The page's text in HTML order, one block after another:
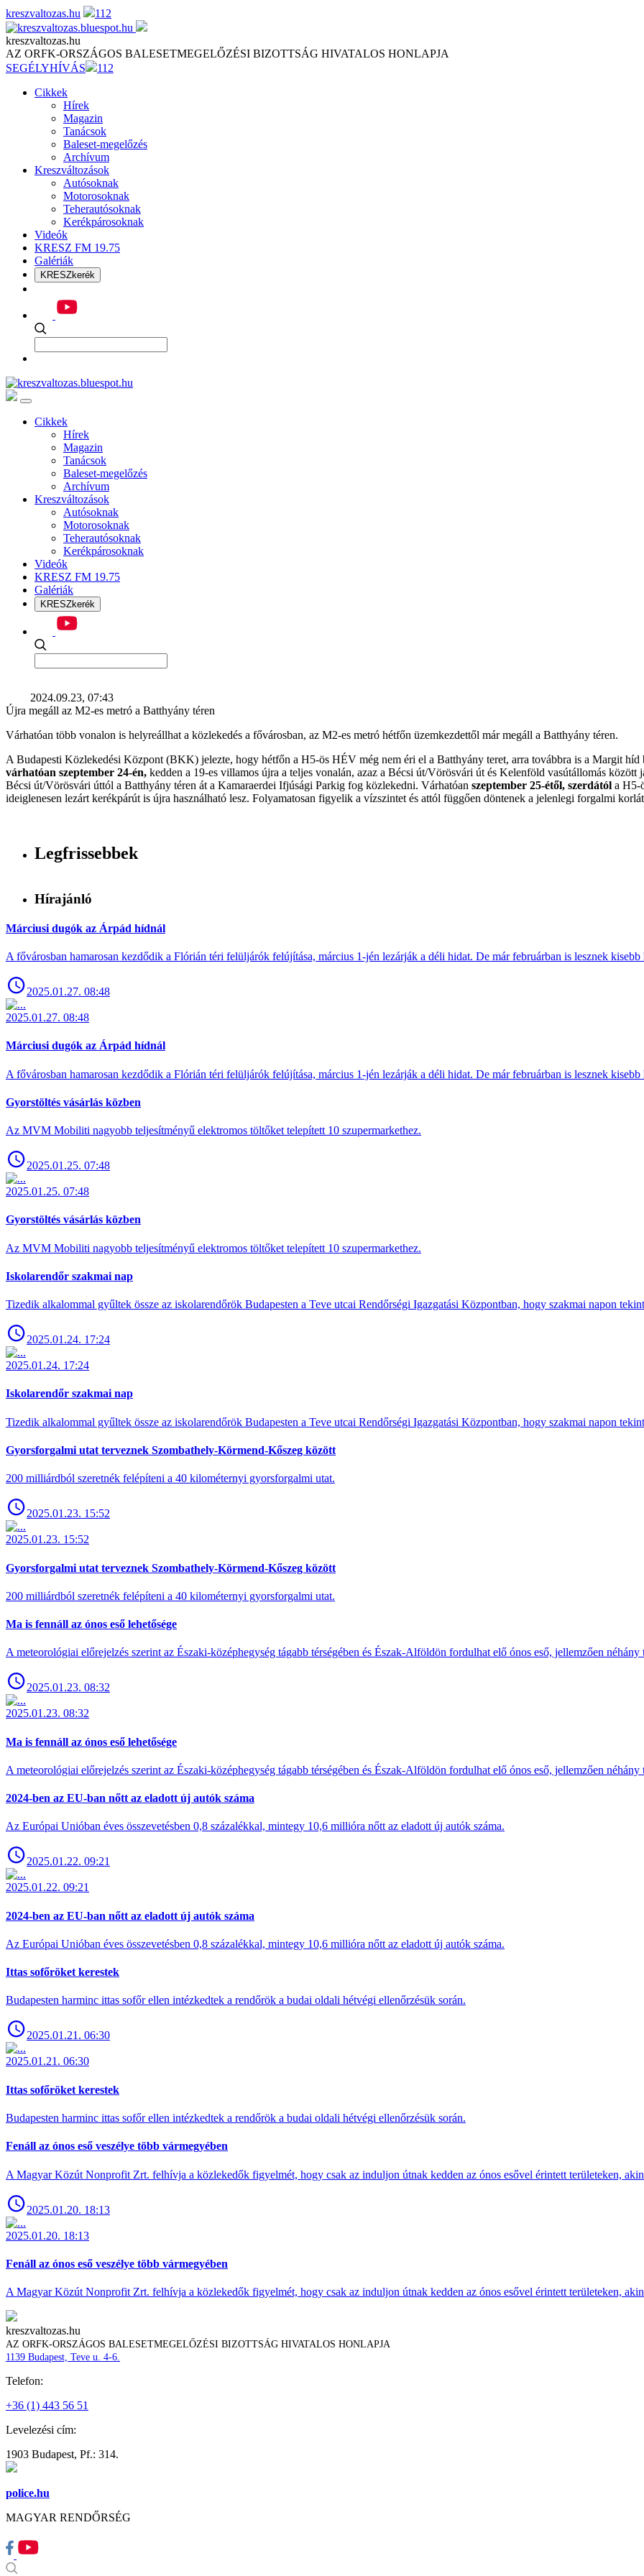
Skip
to
content
kreszvaltozas.hu 112
kreszvaltozas.hu
AZ ORFK-ORSZÁGOS BALESETMEGELŐZÉSI BIZOTTSÁG HIVATALOS HONLAPJA
SEGÉLYHÍVÁS
112
Cikkek
Hírek
Magazin
Tanácsok
Baleset-megelőzés
Archívum
Kreszváltozások
Autósoknak
Motorosoknak
Teherautósoknak
Kerékpárosoknak
Videók
KRESZ FM 19.75
Galériák
KRESZkerék
Cikkek
Hírek
Magazin
Tanácsok
Baleset-megelőzés
Archívum
Kreszváltozások
Autósoknak
Motorosoknak
Teherautósoknak
Kerékpárosoknak
Videók
KRESZ FM 19.75
Galériák
KRESZkerék
2024.09.23, 07:43
Újra megáll az M2-es metró a Batthyány téren
Várhatóan több vonalon is helyreállhat a közlekedés a fővárosban, az M2-es metró hétfőn üzemkezdettől már megáll a Batthyány téren.
A Budapesti Közlekedési Központ (BKK) jelezte, hogy hétfőn a H5-ös HÉV még nem éri el a Batthyány teret, arra továbbra is a Margit
várhatóan szeptember 24-én, kedden a 19-es villamos újra a teljes vonalán, azaz a Bécsi út/Vörösvári út és Kelenföld vasútállomás
Bécsi út/Vörösvári úttól a Batthyány téren át a Kamaraerdei Ifjúsági Parkig fog közlekedni. Várhatóan szeptember 25-étől, szerdától a H5-
ideiglenesen lezárt kerékpárút is újra használható lesz. Folyamatosan figyelik a vízszintet és attól függően döntenek a jelenlegi forgalmi
Legfrissebbek
Hírajánló
Márciusi dugók az Árpád hídnál
A fővárosban hamarosan kezdődik a Flórián téri felüljárók felújítása, március 1-jén lezárják a déli hidat. De már februárban is lesznek kisebb
2025.01.27. 08:48
2025.01.27. 08:48
Márciusi dugók az Árpád hídnál
A fővárosban hamarosan kezdődik a Flórián téri felüljárók felújítása, március 1-jén lezárják a déli hidat. De már februárban is lesznek kisebb
Gyorstöltés vásárlás közben
Az MVM Mobiliti nagyobb teljesítményű elektromos töltőket telepített 10 szupermarkethez.
2025.01.25. 07:48
2025.01.25. 07:48
Gyorstöltés vásárlás közben
Az MVM Mobiliti nagyobb teljesítményű elektromos töltőket telepített 10 szupermarkethez.
Iskolarendőr szakmai nap
Tizedik alkalommal gyűltek össze az iskolarendőrök Budapesten a Teve utcai Rendőrségi Igazgatási Központban, hogy szakmai napon
2025.01.24. 17:24
2025.01.24. 17:24
Iskolarendőr szakmai nap
Tizedik alkalommal gyűltek össze az iskolarendőrök Budapesten a Teve utcai Rendőrségi Igazgatási Központban, hogy szakmai napon
Gyorsforgalmi utat terveznek Szombathely-Körmend-Kőszeg között
200 milliárdból szeretnék felépíteni a 40 kilométernyi gyorsforgalmi utat.
2025.01.23. 15:52
2025.01.23. 15:52
Gyorsforgalmi utat terveznek Szombathely-Körmend-Kőszeg között
200 milliárdból szeretnék felépíteni a 40 kilométernyi gyorsforgalmi utat.
Ma is fennáll az ónos eső lehetősége
A meteorológiai előrejelzés szerint az Északi-középhegység tágabb térségében és Észak-Alföldön fordulhat elő ónos eső, jellemzően
2025.01.23. 08:32
2025.01.23. 08:32
Ma is fennáll az ónos eső lehetősége
A meteorológiai előrejelzés szerint az Északi-középhegység tágabb térségében és Észak-Alföldön fordulhat elő ónos eső, jellemzően
2024-ben az EU-ban nőtt az eladott új autók száma
Az Európai Unióban éves összevetésben 0,8 százalékkal, mintegy 10,6 millióra nőtt az eladott új autók száma.
2025.01.22. 09:21
2025.01.22. 09:21
2024-ben az EU-ban nőtt az eladott új autók száma
Az Európai Unióban éves összevetésben 0,8 százalékkal, mintegy 10,6 millióra nőtt az eladott új autók száma.
Ittas sofőröket kerestek
Budapesten harminc ittas sofőr ellen intézkedtek a rendőrök a budai oldali hétvégi ellenőrzésük során.
2025.01.21. 06:30
2025.01.21. 06:30
Ittas sofőröket kerestek
Budapesten harminc ittas sofőr ellen intézkedtek a rendőrök a budai oldali hétvégi ellenőrzésük során.
Fenáll az ónos eső veszélye több vármegyében
A Magyar Közút Nonprofit Zrt. felhívja a közlekedők figyelmét, hogy csak az induljon útnak kedden az ónos esővel érintett területeken,
2025.01.20. 18:13
2025.01.20. 18:13
Fenáll az ónos eső veszélye több vármegyében
A Magyar Közút Nonprofit Zrt. felhívja a közlekedők figyelmét, hogy csak az induljon útnak kedden az ónos esővel érintett területeken,
kreszvaltozas.hu
AZ ORFK-ORSZÁGOS BALESETMEGELŐZÉSI BIZOTTSÁG HIVATALOS HONLAPJA
1139 Budapest, Teve u. 4-6.
Telefon:
+36 (1) 443 56 51
Levelezési cím:
1903 Budapest, Pf.: 314.
police.hu
MAGYAR RENDŐRSÉG